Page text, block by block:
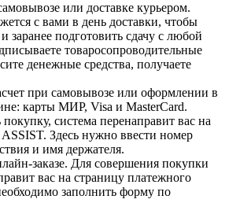
или доставке курьером.
с вами в день доставки, чтобы
заранее подготовить сдачу с любой
товаросопроводительные
денежные средства, получаете
при самовывозе или оформлении в
карты МИР, Visa и MasterCard.
система перенаправит вас на
Здесь нужно ввести номер
и имя держателя.
заказе. Для совершения покупки
вас на страницу платежного
заполнить форму по